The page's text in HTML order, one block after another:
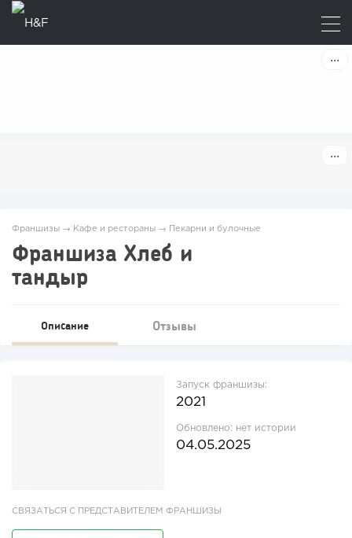
Франшизы → Кафе и рестораны → Пекарни и булочные
Франшиза Хлеб и
тандыр
Описание Отзывы
Запуск франшизы:
2021
Обновлено: нет истории
04.05.2025
СВЯЗАТЬСЯ С ПРЕДСТАВИТЕЛЕМ ФРАНШИЗЫ